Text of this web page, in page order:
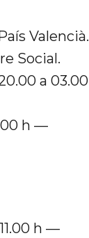
Valencià.
Social.
a 03.00
h —
h —